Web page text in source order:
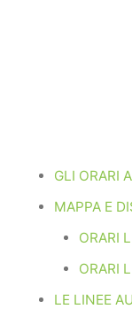
GLI ORARI
MAPPA E
ORARI
ORARI
LE LINEE